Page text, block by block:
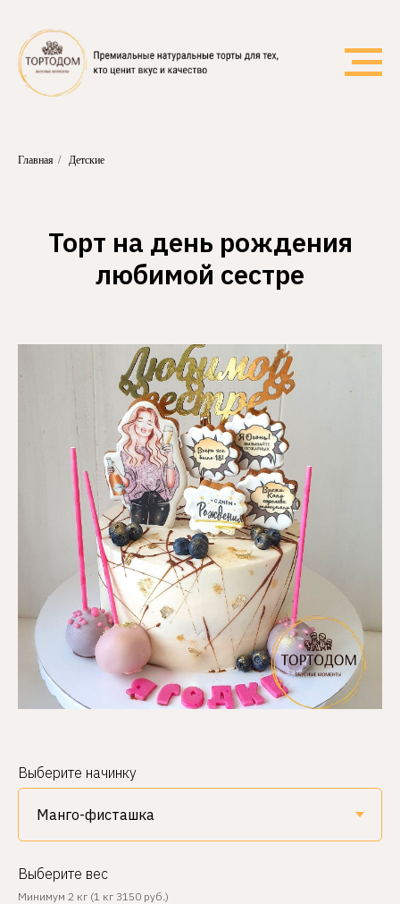
Главная / Детские
Торт на день рождения
любимой сестре
Выберите начинку
Выберите вес
Минимум 2 кг (1 кг 3150 руб.)